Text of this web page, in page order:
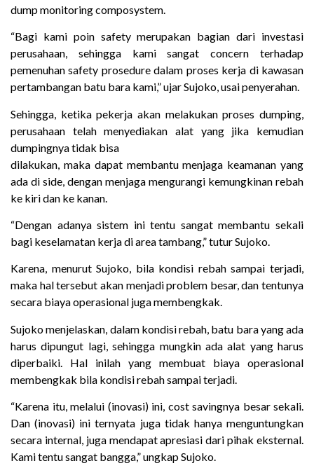
dump monitoring composystem.
“Bagi kami poin safety merupakan bagian dari investasi
perusahaan, sehingga kami sangat concern terhadap
pemenuhan safety prosedure dalam proses kerja di kawasan
pertambangan batu bara kami,” ujar Sujoko, usai penyerahan.
Sehingga, ketika pekerja akan melakukan proses dumping,
perusahaan telah menyediakan alat yang jika kemudian
dumpingnya tidak bisa
dilakukan, maka dapat membantu menjaga keamanan yang
ada di side, dengan menjaga mengurangi kemungkinan rebah
ke kiri dan ke kanan.
“Dengan adanya sistem ini tentu sangat membantu sekali
bagi keselamatan kerja di area tambang,” tutur Sujoko.
Karena, menurut Sujoko, bila kondisi rebah sampai terjadi,
maka hal tersebut akan menjadi problem besar, dan tentunya
secara biaya operasional juga membengkak.
Sujoko menjelaskan, dalam kondisi rebah, batu bara yang ada
harus dipungut lagi, sehingga mungkin ada alat yang harus
diperbaiki. Hal inilah yang membuat biaya operasional
membengkak bila kondisi rebah sampai terjadi.
“Karena itu, melalui (inovasi) ini, cost savingnya besar sekali.
Dan (inovasi) ini ternyata juga tidak hanya menguntungkan
secara internal, juga mendapat apresiasi dari pihak eksternal.
Kami tentu sangat bangga,” ungkap Sujoko.